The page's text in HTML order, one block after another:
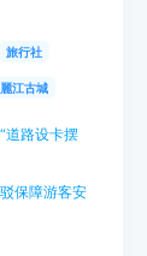
旅行社
麗江古城
道路设卡摆
保障游客安